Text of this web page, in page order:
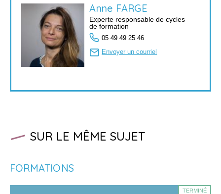
Anne FARGE
Experte responsable de cycles
de formation
05 49 49 25 46
Envoyer un courriel
SUR LE MÊME SUJET
FORMATIONS
TERMINÉ